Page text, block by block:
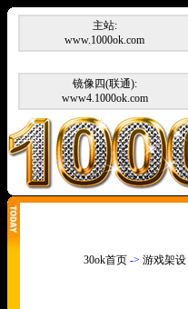
主站:
www.1000ok.com
镜像四(联通):
www4.1000ok.com
30ok首页 -> 游戏架设